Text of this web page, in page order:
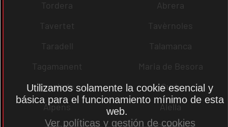
Tordera
Abrera
Tavertet
Tavèrnoles
Taradell
Talamanca
Tagamanent
Maria de Besora
Igualada
Gurb
Alpens
Alella
Utilizamos solamente la cookie esencial y
básica para el funcionamiento mínimo de esta
web.
Ver políticas y gestión de cookies